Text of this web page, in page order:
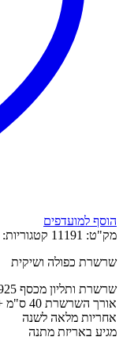
הוסף למועדפים
מק"ט: 11191 קטגוריות:
שרשרת כפולה ושיקית
שרשרת ותליון מכסף 925
אורך השרשרת 40 ס"מ + 3 ס"מ הארכה
אחריות מלאה לשנה
מגיע באריזת מתנה